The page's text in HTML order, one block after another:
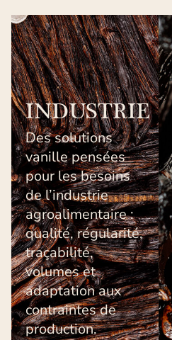
INDUSTRIE
Des solutions
vanille pensées
pour les besoins
de l’industrie
agroalimentaire :
qualité, régularité,
traçabilité,
volumes et
adaptation aux
contraintes de
production.